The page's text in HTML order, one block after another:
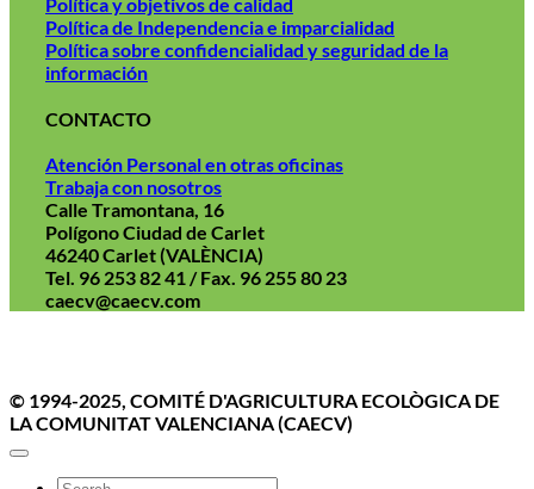
Política de Independencia e imparcialidad
Política sobre confidencialidad y seguridad de la
información
CONTACTO
Atención Personal en otras oficinas
Trabaja con nosotros
Calle Tramontana, 16
Polígono Ciudad de Carlet
46240 Carlet (VALÈNCIA)
Tel. 96 253 82 41 / Fax. 96 255 80 23
caecv@caecv.com
© 1994-2025, COMITÉ D'AGRICULTURA ECOLÒGICA DE
LA COMUNITAT VALENCIANA (CAECV)